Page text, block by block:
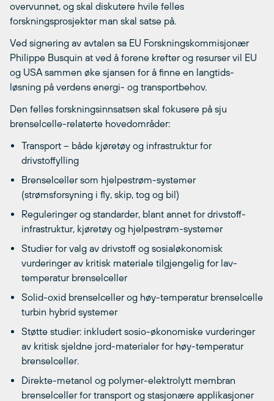
overvunnet, og skal diskutere hvile felles
forskningsprosjekter man skal satse på.
Ved signering av avtalen sa EU Forskningskommisjonær
Philippe Busquin at ved å forene krefter og resurser vil EU
og USA sammen øke sjansen for å finne en langtids-
løsning på verdens energi- og transportbehov.
Den felles forskningsinnsatsen skal fokusere på sju
brenselcelle-relaterte hovedområder:
Transport – både kjøretøy og infrastruktur for
drivstoffylling
Brenselceller som hjelpestrøm-systemer
(strømsforsyning i fly, skip, tog og bil)
Reguleringer og standarder, blant annet for drivstoff-
infrastruktur, kjøretøy og hjelpestrøm-systemer
Studier for valg av drivstoff og sosialøkonomisk
vurderinger av kritisk materiale tilgjengelig for lav-
temperatur brenselceller
Solid-oxid brenselceller og høy-temperatur brenselcelle
turbin hybrid systemer
Støtte studier: inkludert sosio-økonomiske vurderinger
av kritisk sjeldne jord-materialer for høy-temperatur
brenselceller.
Direkte-metanol og polymer-elektrolytt membran
brenselceller for transport og stasjonære applikasjoner